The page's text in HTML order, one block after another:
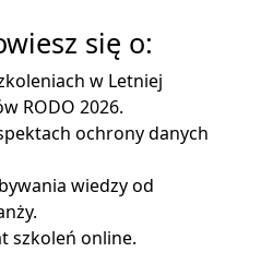
się o:
w Letniej
RODO 2026.
ochrony danych
wiedzy od
szkoleń online.